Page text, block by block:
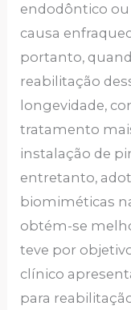
endodôntico
causa
portanto,
reabilitação
longevidade,
tratamento
instalação de
entretanto,
biomiméticas
obtém-se
teve por
clínico
para